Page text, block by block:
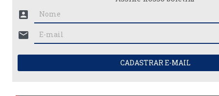
account_box
mail
CADASTRAR E-MAIL